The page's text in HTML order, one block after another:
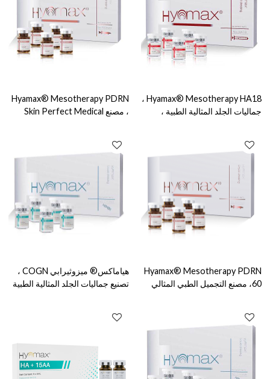
Hyamax® Mesotherapy HA18 ،
جماليات الجلد المثالية الطبية ،
Hyamax® Mesotherapy PDRN
، مصنع Skin Perfect Medical
Hyamax® Mesotherapy PDRN
60، مصنع التجميل الطبي المثالي
هياماكس® ميزوثيرابي COGN ،
تصنيع جماليات الجلد المثالية الطبية